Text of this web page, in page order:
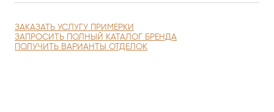
ЗАКАЗАТЬ УСЛУГУ ПРИМЕРКИ
ЗАПРОСИТЬ ПОЛНЫЙ КАТАЛОГ БРЕНДА
ПОЛУЧИТЬ ВАРИАНТЫ ОТДЕЛОК